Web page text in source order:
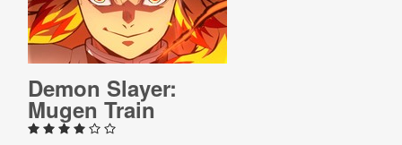
Demon Slayer:
Mugen Train